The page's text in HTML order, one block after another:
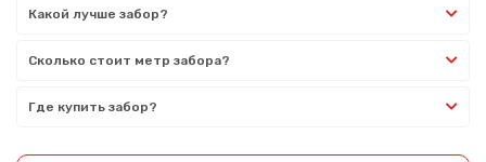
Какой лучше забор?
Сколько стоит метр забора?
Где купить забор?